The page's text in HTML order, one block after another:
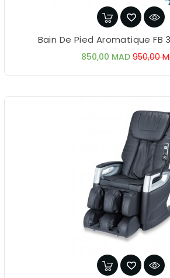
Bain De Pied Aromatique FB
850,00 MAD Prix
base
950,00